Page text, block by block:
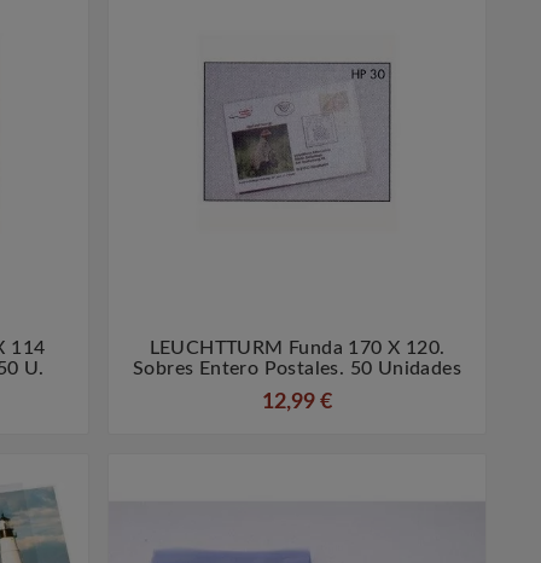
114
U.
 
LEUCHTTURM Funda 170 X 120.
Sobres Entero Postales. 50 Unidades
12,99 €